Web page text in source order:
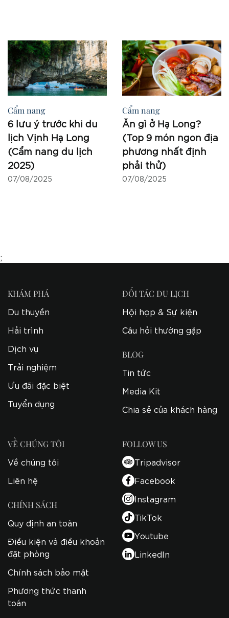
Cẩm nang
6 lưu ý trước khi du
lịch Vịnh Hạ Long
(Cẩm nang du lịch
2025)
07/08/2025
Cẩm nang
Ăn gì ở Hạ Long?
(Top 9 món ngon địa
phương nhất định
phải thử)
07/08/2025
;
KHÁM PHÁ
Du thuyền
Hải trình
Dịch vụ
Trải nghiệm
Ưu đãi đặc biệt
Tuyển dụng
ĐỐI TÁC DU LỊCH
Hội họp & Sự kiện
Câu hỏi thường gặp
BLOG
Tin tức
Media Kit
Chia sẻ của khách hàng
VỀ CHÚNG TÔI
Về chúng tôi
Liên hệ
CHÍNH SÁCH
Quy định an toàn
Điều kiện và điều khoản
đặt phòng
Chính sách bảo mật
Phương thức thanh
toán
FOLLOW US
Tripadvisor
Facebook
Instagram
TikTok
Youtube
LinkedIn